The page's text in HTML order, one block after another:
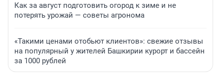
Как за август подготовить огород к зиме и не
потерять урожай — советы агронома
«Такими ценами отобьют клиентов»: свежие отзывы
на популярный у жителей Башкирии курорт и бассейн
за 1000 рублей